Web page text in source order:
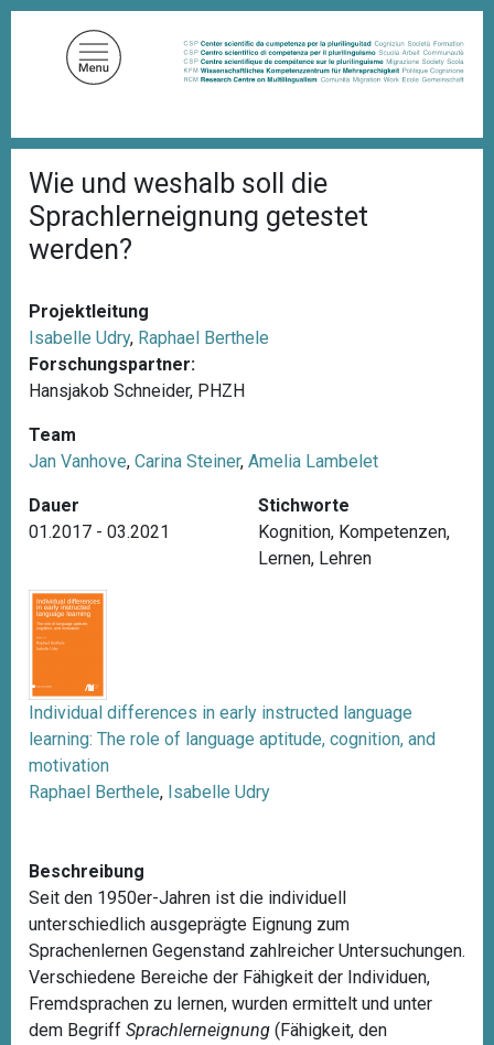
D
f
a
d
a
g
a
t
i
o
Wie und weshalb soll die
Sprachlerneignung getestet
werden?
Projektleitung
Isabelle Udry, Raphael Berthele
Forschungspartner:
Hansjakob Schneider, PHZH
Team
Jan Vanhove, Carina Steiner, Amelia Lambelet
Dauer
01.2017 - 03.2021
Stichworte
Kognition, Kompetenzen,
Lernen, Lehren
Individual differences in early instructed language
learning: The role of language aptitude, cognition, and
motivation
Raphael Berthele, Isabelle Udry
Beschreibung
Seit den 1950er-Jahren ist die individuell
unterschiedlich ausgeprägte Eignung zum
Sprachenlernen Gegenstand zahlreicher Untersuchungen.
Verschiedene Bereiche der Fähigkeit der Individuen,
Fremdsprachen zu lernen, wurden ermittelt und unter
dem Begriff Sprachlerneignung (Fähigkeit, den